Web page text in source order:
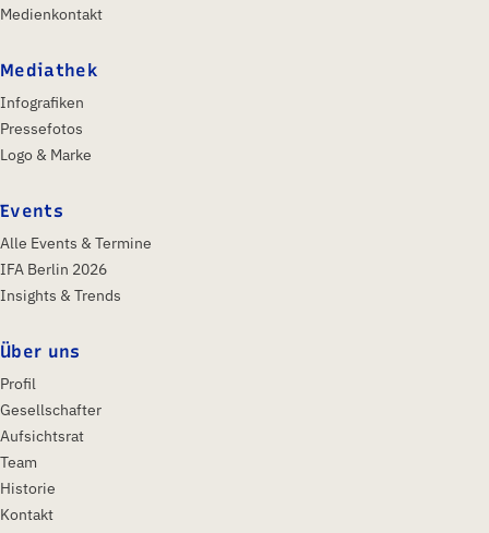
Medienkontakt
Mediathek
Infografiken
Pressefotos
Logo & Marke
Events
Alle Events & Termine
IFA Berlin 2026
Insights & Trends
Über uns
Profil
Gesellschafter
Aufsichtsrat
Team
Historie
Kontakt